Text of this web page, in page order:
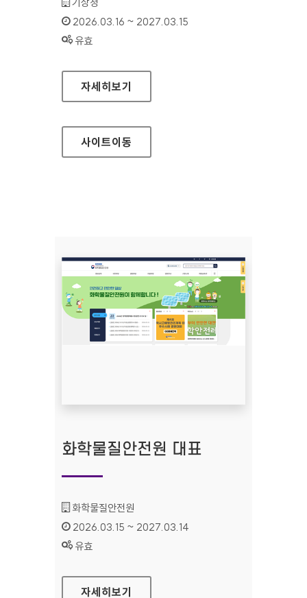
인증기간 :
2026.03.16 ~ 2027.03.15
상태 :
유효
도로기상정보시스템
자세히보기
사이트이동
화학물질안전원 대표
기관명 :
화학물질안전원
인증기간 :
2026.03.15 ~ 2027.03.14
상태 :
유효
화학물질안전원 대표
자세히보기